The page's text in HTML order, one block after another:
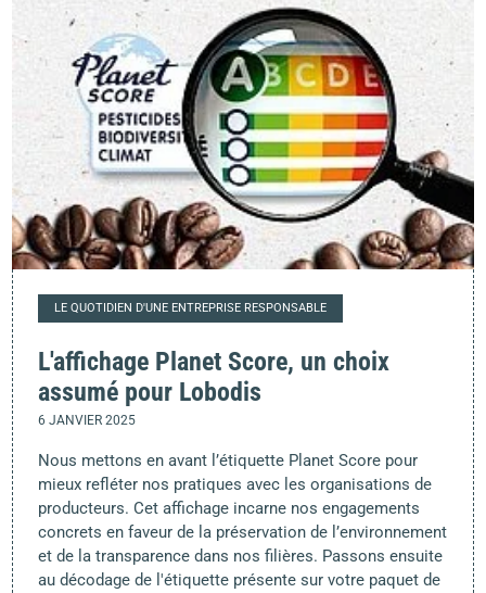
LE QUOTIDIEN D'UNE ENTREPRISE RESPONSABLE
L'affichage Planet Score, un choix
assumé pour Lobodis
6 JANVIER 2025
Nous mettons en avant l’étiquette Planet Score pour
mieux refléter nos pratiques avec les organisations de
producteurs. Cet affichage incarne nos engagements
concrets en faveur de la préservation de l’environnement
et de la transparence dans nos filières. Passons ensuite
au décodage de l'étiquette présente sur votre paquet de